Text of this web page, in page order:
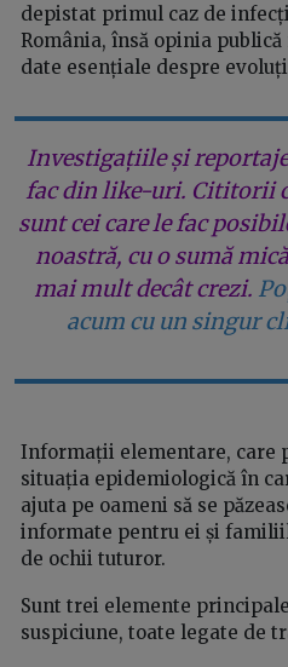
depistat primul caz de
România, însă opinia
date esențiale despre
Investigațiile și
fac din like-uri. Cititorii
sunt cei care le fac
noastră, cu o sumă
mai mult decât crezi.
acum cu un singur
Informații elementare, care
situația epidemiologică în
ajuta pe oameni să se
informate pentru ei și
de ochii tuturor.
Sunt trei elemente
suspiciune, toate legate de